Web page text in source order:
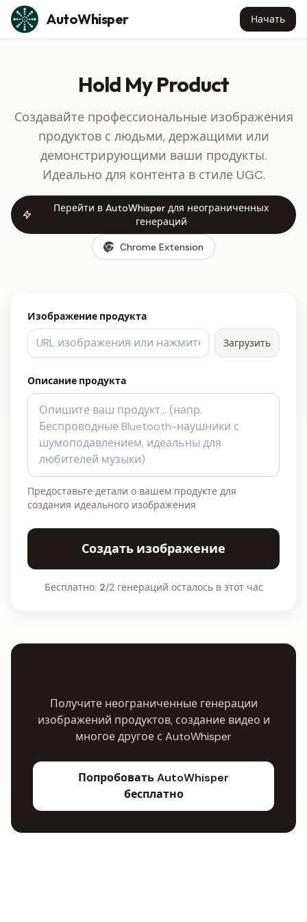
Skip to content
AutoWhisper Начать
Hold My Product
Создавайте профессиональные изображения
продуктов с людьми, держащими или
демонстрирующими ваши продукты.
Идеально для контента в стиле UGC.
Перейти в AutoWhisper для неограниченных
генераций
Chrome Extension
Изображение продукта
Загрузить
Описание продукта
Предоставьте детали о вашем продукте для
создания идеального изображения
Создать изображение
Бесплатно: 2/2 генераций осталось в этот час
Получите неограниченные генерации
изображений продуктов, создание видео и
многое другое с AutoWhisper
Попробовать AutoWhisper
бесплатно